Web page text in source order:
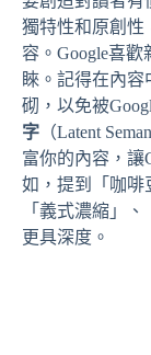
獨特性和原創性
容。Google喜
睞。記得在內容
砌，以免被
字 （Latent
富你的內容，讓
如，提到「咖啡
「義式濃縮」
更具深度。